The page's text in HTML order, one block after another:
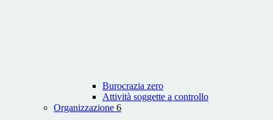
Burocrazia zero
Attività soggette a controllo
Organizzazione 6